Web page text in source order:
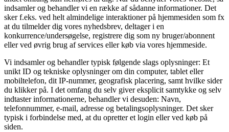
indsamler og behandler vi en række af sådanne informationer. Det
sker f.eks. ved helt almindelige interaktioner på hjemmesiden som fx
at du tilmelder dig vores nyhedsbrev, deltager i en
konkurrence/undersøgelse, registrere dig som ny bruger/abonnent
eller ved øvrig brug af services eller køb via vores hjemmeside.
Vi indsamler og behandler typisk følgende slags oplysninger: Et
unikt ID og tekniske oplysninger om din computer, tablet eller
mobiltelefon, dit IP-nummer, geografisk placering, samt hvilke sider
du klikker på. I det omfang du selv giver eksplicit samtykke og selv
indtaster informationerne, behandler vi desuden: Navn,
telefonnummer, e-mail, adresse og betalingsoplysninger. Det sker
typisk i forbindelse med, at du opretter et login eller ved køb på
siden.